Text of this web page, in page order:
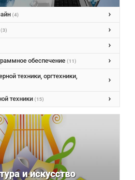
(4)
(3)
обеспечение (11)
техники, оргтехники,
техники (15)
и искусство